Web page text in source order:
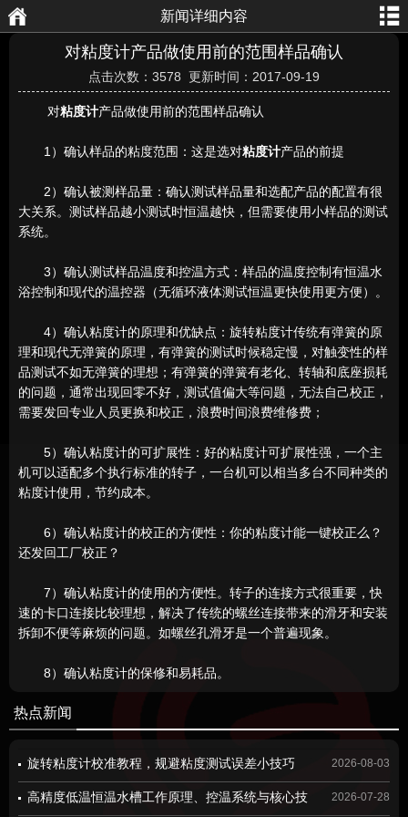
新闻详细内容
对粘度计产品做使用前的范围样品确认
点击次数：3578 更新时间：2017-09-19
对粘度计产品做使用前的范围样品确认
1）确认样品的粘度范围：这是选对粘度计产品的前提
2）确认被测样品量：确认测试样品量和选配产品的配置有很
大关系。测试样品越小测试时恒温越快，但需要使用小样品的测试
系统。
3）确认测试样品温度和控温方式：样品的温度控制有恒温水
浴控制和现代的温控器（无循环液体测试恒温更快使用更方便）。
4）确认粘度计的原理和优缺点：旋转粘度计传统有弹簧的原
理和现代无弹簧的原理，有弹簧的测试时候稳定慢，对触变性的样
品测试不如无弹簧的理想；有弹簧的弹簧有老化、转轴和底座损耗
的问题，通常出现回零不好，测试值偏大等问题，无法自己校正，
需要发回专业人员更换和校正，浪费时间浪费维修费；
5）确认粘度计的可扩展性：好的粘度计可扩展性强，一个主
机可以适配多个执行标准的转子，一台机可以相当多台不同种类的
粘度计使用，节约成本。
6）确认粘度计的校正的方便性：你的粘度计能一键校正么？
还发回工厂校正？
7）确认粘度计的使用的方便性。转子的连接方式很重要，快
速的卡口连接比较理想，解决了传统的螺丝连接带来的滑牙和安装
拆卸不便等麻烦的问题。如螺丝孔滑牙是一个普遍现象。
8）确认粘度计的保修和易耗品。
热点新闻
旋转粘度计校准教程，规避粘度测试误差小技巧 2026-08-03
高精度低温恒温水槽工作原理、控温系统与核心技 2026-07-28